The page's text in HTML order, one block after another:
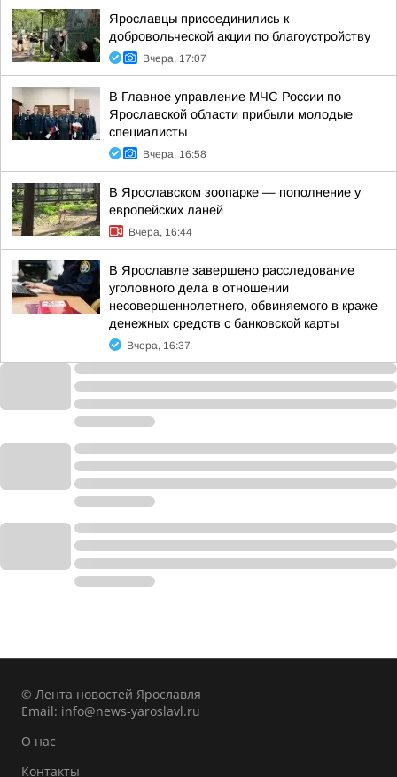
Ярославцы присоединились к
добровольческой акции по благоустройству
Вчера, 17:07
В Главное управление МЧС России по
Ярославской области прибыли молодые
специалисты
Вчера, 16:58
В Ярославском зоопарке — пополнение у
европейских ланей
Вчера, 16:44
В Ярославле завершено расследование
уголовного дела в отношении
несовершеннолетнего, обвиняемого в краже
денежных средств с банковской карты
Вчера, 16:37
© Лента новостей Ярославля
Email: info@news-yaroslavl.ru
О нас
Контакты